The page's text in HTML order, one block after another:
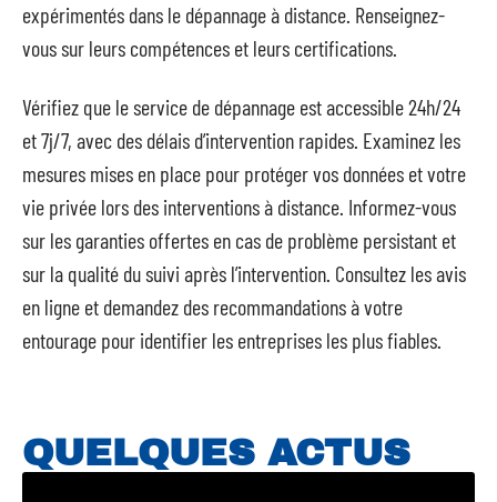
expérimentés dans le dépannage à distance. Renseignez-
vous sur leurs compétences et leurs certifications.
Vérifiez que le service de dépannage est accessible 24h/24
et 7j/7, avec des délais d’intervention rapides. Examinez les
mesures mises en place pour protéger vos données et votre
vie privée lors des interventions à distance. Informez-vous
sur les garanties offertes en cas de problème persistant et
sur la qualité du suivi après l’intervention. Consultez les avis
en ligne et demandez des recommandations à votre
entourage pour identifier les entreprises les plus fiables.
QUELQUES ACTUS